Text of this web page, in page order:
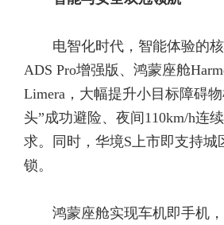
电智化时代，智能体验的
ADS Pro增强版、鸿蒙座舱
Limera，大幅提升小目标障碍
头”成功避险、夜间110km/h连
求。同时，华境S上市即支持
锁。
鸿蒙座舱实现车机即手机